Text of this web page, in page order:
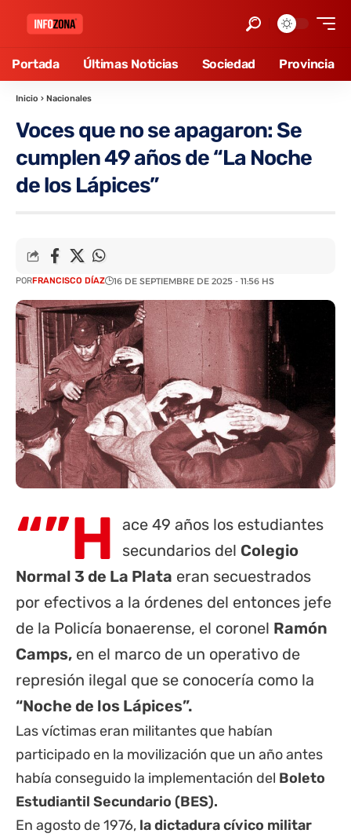
Portada Últimas Noticias Sociedad Provincia
Inicio › Nacionales
Voces que no se apagaron: Se
cumplen 49 años de “La Noche
de los Lápices”
PORFRANCISCO DÍAZ 16 DE SEPTIEMBRE DE 2025 - 11:56 HS
“”H
ace 49 años los estudiantes
secundarios del Colegio
Normal 3 de La Plata eran secuestrados
por efectivos a la órdenes del entonces jefe
de la Policía bonaerense, el coronel Ramón
Camps, en el marco de un operativo de
represión ilegal que se conocería como la
“Noche de los Lápices”.
Las víctimas eran militantes que habían
participado en la movilización que un año antes
había conseguido la implementación del Boleto
Estudiantil Secundario (BES).
En agosto de 1976, la dictadura cívico militar